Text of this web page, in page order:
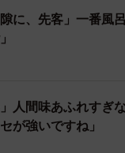
に、先客」一番風
人間味あふれすぎ
が強いですね」